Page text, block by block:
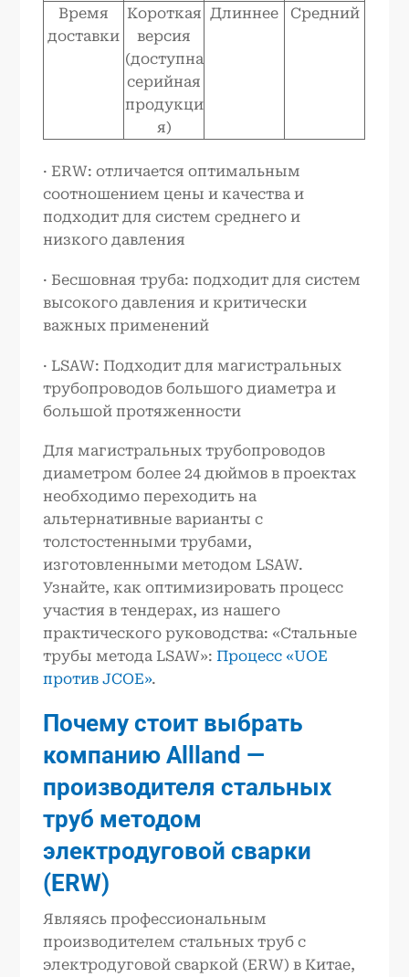
Время
доставки
Короткая
версия
(доступна
серийная
продукци
я)
Длиннее Средний
· ERW: отличается оптимальным
соотношением цены и качества и
подходит для систем среднего и
низкого давления
· Бесшовная труба: подходит для систем
высокого давления и критически
важных применений
· LSAW: Подходит для магистральных
трубопроводов большого диаметра и
большой протяженности
Для магистральных трубопроводов
диаметром более 24 дюймов в проектах
необходимо переходить на
альтернативные варианты с
толстостенными трубами,
изготовленными методом LSAW.
Узнайте, как оптимизировать процесс
участия в тендерах, из нашего
практического руководства: «Стальные
трубы метода LSAW»:Процесс «UOE
против JCOE».
Почему стоит выбрать
компанию Allland —
производителя стальных
труб методом
электродуговой сварки
(ERW)
Являясь профессиональным
производителем стальных труб с
электродуговой сваркой (ERW) в Китае,